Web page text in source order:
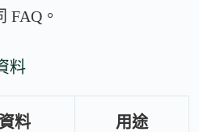
FAQ。
料
資料 用途